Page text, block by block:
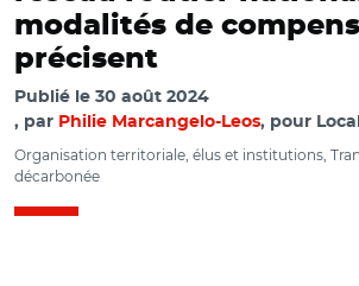
modalités de
précisent
Publié le 30 août 2024
par Philie Marcangelo-Leos, pour
Organisation territoriale, élus et institutions,
décarbonée